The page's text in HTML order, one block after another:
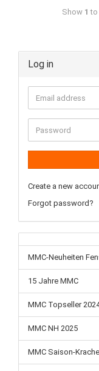
Show 1 to
Log in
Create a new
Forgot password?
MMC-Neuheiten
15 Jahre MMC
MMC Topseller
MMC NH 2025
MMC Saison-